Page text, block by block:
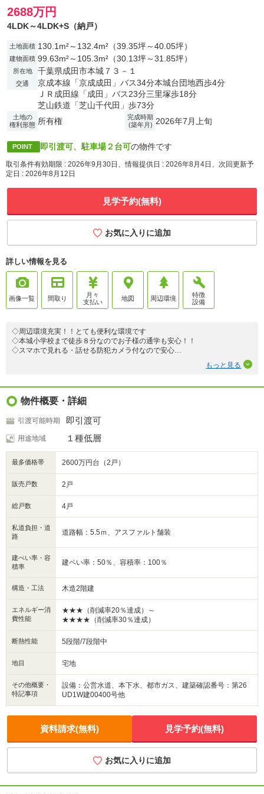
2688万円
4LDK～4LDK+S（納戸）
土地面積 130.1m²～132.4m²（39.35坪～40.05坪）
建物面積 99.63m²～105.3m²（30.13坪～31.85坪）
所在地 千葉県成田市本城７３－１
交通
京成本線「京成成田」バス34分本城台団地西歩4分
ＪＲ成田線「成田」バス23分三里塚歩18分
芝山鉄道「芝山千代田」歩73分
土地の
権利形態 所有権
完成時期
(築年月) 2026年7月上旬
POINT 即引渡可、駐車場２台可の物件です
取引条件有効期限 : 2026年9月30日、情報提供日 : 2026年8月4日、次回更新予
定日 : 2026年8月12日
見学予約(無料)
お気に入りに追加
詳しい情報を見る
画像一覧 間取り
月々
支払い
地図 周辺環境
特徴
設備
◇周辺環境充実！！とても便利な環境です
◇本城小学校まで徒歩８分なのでお子様の通学も安心！！
◇スマホで見れる・話せる防犯カメラ付なので安心
◇２階全居室６帖以上なのでゆったりとした間取り
◇家族で共有できるリビング収納
もっと見る
物件概要・詳細
引渡可能時期 即引渡可
用途地域 １種低層
最多価格帯 2600万円台（2戸）
販売戸数 2戸
総戸数 4戸
私道負担・道
路
道路幅：5.5ｍ、アスファルト舗装
建ぺい率・容
積率
建ペい率：50％、容積率：100％
構造・工法 木造2階建
エネルギー消
費性能
★★★（削減率20％達成）～
★★★★（削減率30％達成）
断熱性能 5段階/7段階中
地目 宅地
その他概要・
特記事項
設備：公営水道、本下水、都市ガス、建築確認番号：第26
UD1W建00400号他
資料請求(無料) 見学予約(無料)
お気に入りに追加